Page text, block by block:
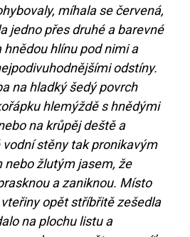
míhala se červená,
jedno přes druhé a barevné
hlínu pod nimi a
odstíny.
na hladký šedý povrch
hlemýždě s hnědými
na krůpěj deště a
stěny tak pronikavým
žlutým jasem, že
a zaniknou. Místo
opět stříbřitě zešedla
na plochu listu a